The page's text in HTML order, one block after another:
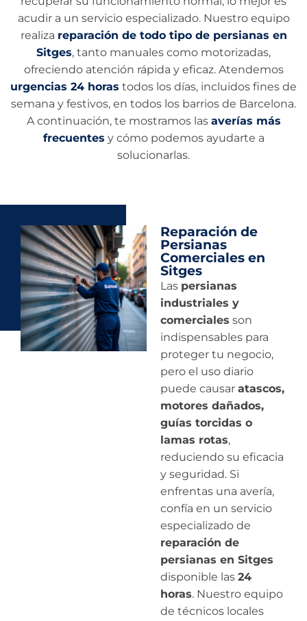
acudir a un servicio especializado. Nuestro equipo
realiza reparación de todo tipo de persianas en
Sitges, tanto manuales como motorizadas,
ofreciendo atención rápida y eficaz. Atendemos
urgencias 24 horas todos los días, incluidos fines de
semana y festivos, en todos los barrios de Barcelona.
A continuación, te mostramos las averías más
frecuentes y cómo podemos ayudarte a
solucionarlas.
Reparación de
Persianas
Comerciales en
Sitges
Las persianas
industriales y
comerciales son
indispensables para
proteger tu negocio,
pero el uso diario
puede causar atascos,
motores dañados,
guías torcidas o
lamas rotas,
reduciendo su eficacia
y seguridad. Si
enfrentas una avería,
confía en un servicio
especializado de
reparación de
persianas en Sitges
disponible las 24
horas. Nuestro equipo
de técnicos locales